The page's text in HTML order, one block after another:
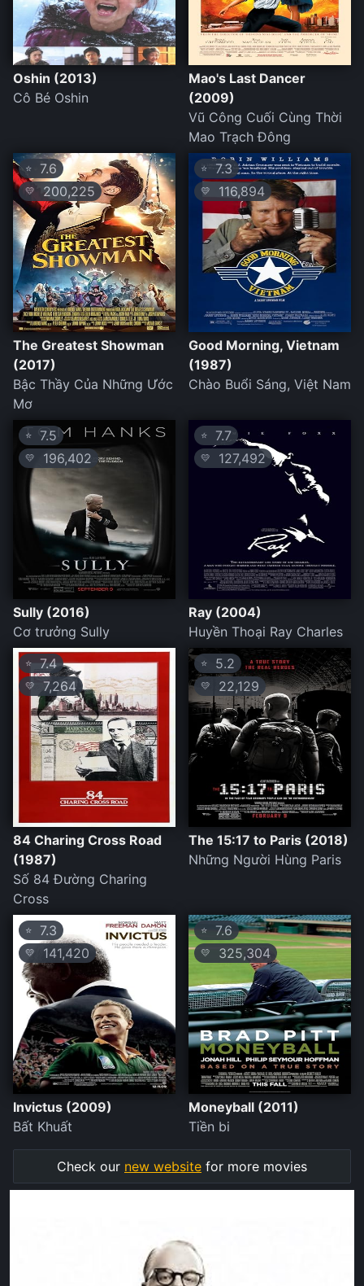
Oshin (2013)
Cô Bé Oshin
Mao's Last Dancer
(2009)
Vũ Công Cuối Cùng Thời
Mao Trạch Đông
⭐ 7.6
💛 200,225
The Greatest Showman
(2017)
Bậc Thầy Của Những Ước
Mơ
⭐ 7.3
💛 116,894
Good Morning, Vietnam
(1987)
Chào Buổi Sáng, Việt Nam
⭐ 7.5
💛 196,402
Sully (2016)
Cơ trưởng Sully
⭐ 7.7
💛 127,492
Ray (2004)
Huyền Thoại Ray Charles
⭐ 7.4
💛 7,264
84 Charing Cross Road
(1987)
Số 84 Đường Charing
Cross
⭐ 5.2
💛 22,129
The 15:17 to Paris (2018)
Những Người Hùng Paris
⭐ 7.3
💛 141,420
Invictus (2009)
Bất Khuất
⭐ 7.6
💛 325,304
Moneyball (2011)
Tiền bi
Check our new website for more movies